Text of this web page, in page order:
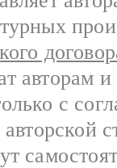
авторам
с